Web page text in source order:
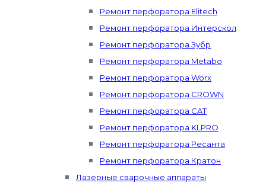
Ремонт перфоратора Elitech
Ремонт перфоратора Интерскол
Ремонт перфоратора Зубр
Ремонт перфоратора Metabo
Ремонт перфоратора Worx
Ремонт перфоратора CROWN
Ремонт перфоратора CAT
Ремонт перфоратора KLPRO
Ремонт перфоратора Ресанта
Ремонт перфоратора Кратон
Лазерные сварочные аппараты